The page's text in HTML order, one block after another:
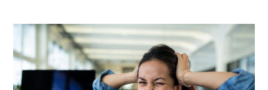
de
llevar
el
registro